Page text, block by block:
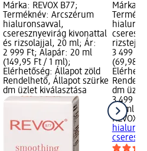
Márka: REVOX B77;
Terméknév: Arcszérum
hialuronsavval,
cseresznyevirág kivonattal
és rizsolajjal, 20 ml; Ár:
2 999 Ft; Alapár: 20 ml
(149,95 Ft / 1 ml);
Elérhetőség: Állapot zöld
Rendelhető, Állapot szürke
dm üzlet kiválasztása
Márka:
3 499
(69,98
dm
3 499 Ft
50 ml
REVOX